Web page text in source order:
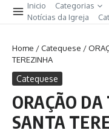
Inicio Categorias
Notícias da Igreja
Home /Catequese /
TEREZINHA
Catequese
ORAÇÃO DA
SANTA